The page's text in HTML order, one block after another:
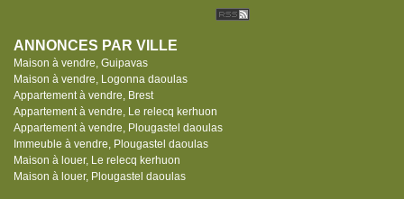
ANNONCES PAR VILLE
Maison à vendre, Guipavas
Maison à vendre, Logonna daoulas
Appartement à vendre, Brest
Appartement à vendre, Le relecq kerhuon
Appartement à vendre, Plougastel daoulas
Immeuble à vendre, Plougastel daoulas
Maison à louer, Le relecq kerhuon
Maison à louer, Plougastel daoulas